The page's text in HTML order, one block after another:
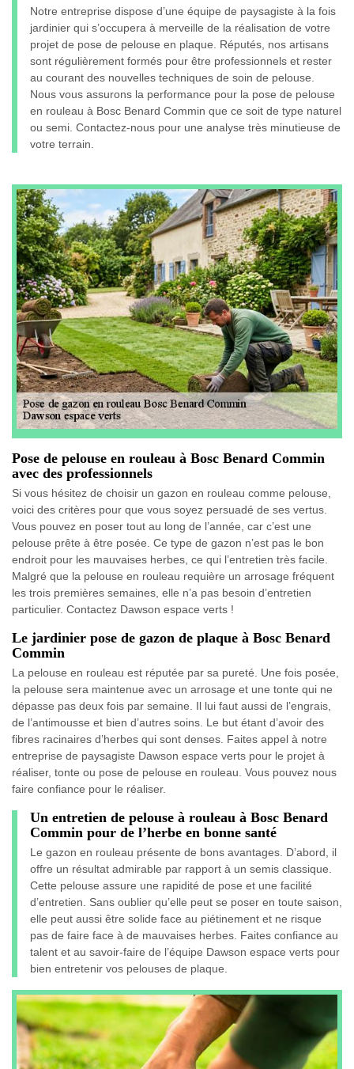
Notre entreprise dispose d’une équipe de paysagiste à la fois
jardinier qui s’occupera à merveille de la réalisation de votre
projet de pose de pelouse en plaque. Réputés, nos artisans
sont régulièrement formés pour être professionnels et rester
au courant des nouvelles techniques de soin de pelouse.
Nous vous assurons la performance pour la pose de pelouse
en rouleau à Bosc Benard Commin que ce soit de type naturel
ou semi. Contactez-nous pour une analyse très minutieuse de
votre terrain.
Pose de pelouse en rouleau à Bosc Benard Commin
avec des professionnels
Si vous hésitez de choisir un gazon en rouleau comme pelouse,
voici des critères pour que vous soyez persuadé de ses vertus.
Vous pouvez en poser tout au long de l’année, car c’est une
pelouse prête à être posée. Ce type de gazon n’est pas le bon
endroit pour les mauvaises herbes, ce qui l’entretien très facile.
Malgré que la pelouse en rouleau requière un arrosage fréquent
les trois premières semaines, elle n’a pas besoin d’entretien
particulier. Contactez Dawson espace verts !
Le jardinier pose de gazon de plaque à Bosc Benard
Commin
La pelouse en rouleau est réputée par sa pureté. Une fois posée,
la pelouse sera maintenue avec un arrosage et une tonte qui ne
dépasse pas deux fois par semaine. Il lui faut aussi de l’engrais,
de l’antimousse et bien d’autres soins. Le but étant d’avoir des
fibres racinaires d’herbes qui sont denses. Faites appel à notre
entreprise de paysagiste Dawson espace verts pour le projet à
réaliser, tonte ou pose de pelouse en rouleau. Vous pouvez nous
faire confiance pour le réaliser.
Un entretien de pelouse à rouleau à Bosc Benard
Commin pour de l’herbe en bonne santé
Le gazon en rouleau présente de bons avantages. D’abord, il
offre un résultat admirable par rapport à un semis classique.
Cette pelouse assure une rapidité de pose et une facilité
d’entretien. Sans oublier qu’elle peut se poser en toute saison,
elle peut aussi être solide face au piétinement et ne risque
pas de faire face à de mauvaises herbes. Faites confiance au
talent et au savoir-faire de l’équipe Dawson espace verts pour
bien entretenir vos pelouses de plaque.